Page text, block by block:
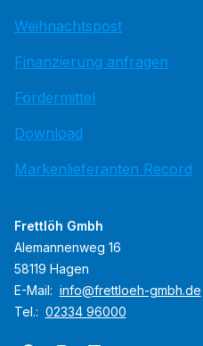
Weihnachtspost
Finanzierung anfragen
Fördermittel
Download
Markenlieferanten Record
Frettlöh Gmbh
Alemannenweg 16
58119 Hagen
E-Mail: info@frettloeh-gmbh.de
Tel.: 02334 96000